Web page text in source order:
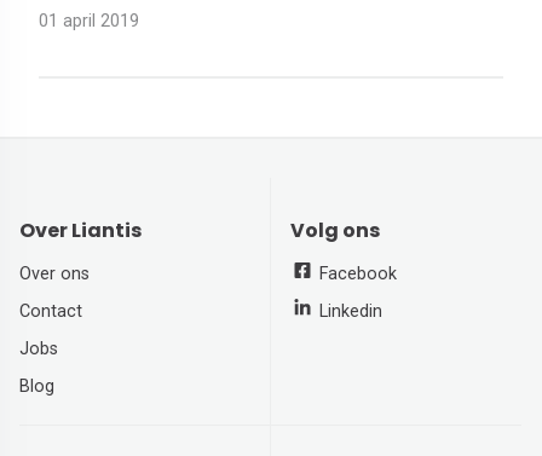
01 april 2019
Over Liantis
Over ons
Contact
Jobs
Blog
Volg ons
Facebook
Linkedin